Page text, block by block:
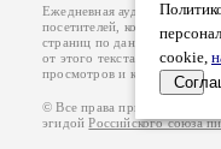
cookie,
Ежедневная аудитория
посетителей, которые в
страниц по данным
от этого текста. В каждой
просмотров и количество
© Все права принадлежат
эгидойРоссийского союза